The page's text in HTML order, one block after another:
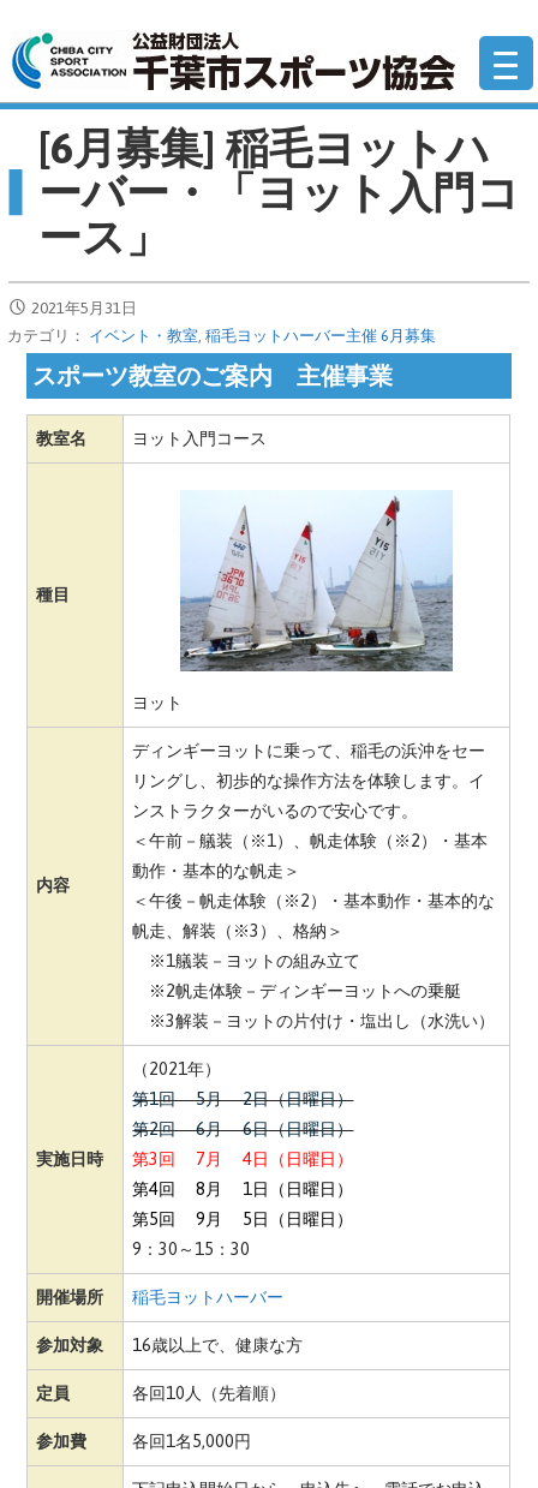
テ
ン
公
[6月募集] 稲毛ヨットハ
ーバー・「ヨット入門コ
ース」
2021年5月31日
カテゴリ： イベント・教室,稲毛ヨットハーバー主催 6月募集
スポーツ教室のご案内 主催事業
教室名 ヨット入門コース
種目
ヨット
内容
ディンギーヨットに乗って、稲毛の浜沖をセー
リングし、初歩的な操作方法を体験します。イ
ンストラクターがいるので安心です。
＜午前－艤装（※1）、帆走体験（※2）・基本
動作・基本的な帆走＞
＜午後－帆走体験（※2）・基本動作・基本的な
帆走、解装（※3）、格納＞
※1艤装－ヨットの組み立て
※2帆走体験－ディンギーヨットへの乗艇
※3解装－ヨットの片付け・塩出し（水洗い）
実施日時
（2021年）
第1回 5月 2日（日曜日）
第2回 6月 6日（日曜日）
第3回 7月 4日（日曜日）
第4回 8月 1日（日曜日）
第5回 9月 5日（日曜日）
9：30～15：30
開催場所 稲毛ヨットハーバー
参加対象 16歳以上で、健康な方
定員 各回10人（先着順）
参加費 各回1名5,000円